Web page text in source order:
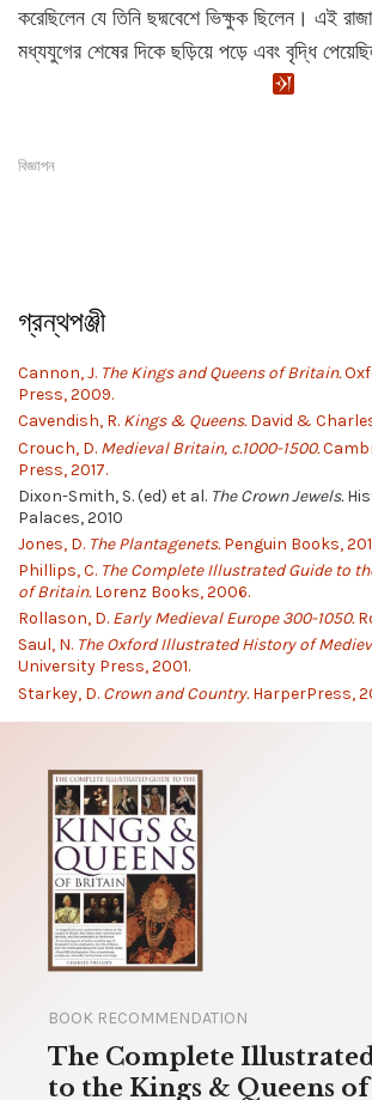
করেছিলেন যে তিনি ছদ্মবেশে ভিক্ষুক ছিলেন। এই
মধ্যযুগের শেষের দিকে ছড়িয়ে পড়ে এবং বৃদ্ধি
বিজ্ঞাপন
গ্রন্থপঞ্জী
Cannon, J. The Kings and Queens of Britain.
Press, 2009.
Cavendish, R. Kings & Queens.David &
Crouch, D. Medieval Britain, c.1000-1500.
Press, 2017.
Dixon-Smith, S. (ed) et al. The Crown Jewels.
Palaces, 2010
Jones, D. The Plantagenets.Penguin Books,
Phillips, C. The Complete Illustrated Guide to
of Britain.Lorenz Books, 2006.
Rollason, D. Early Medieval Europe 300-1050.
Saul, N. The Oxford Illustrated History of
University Press, 2001.
Starkey, D. Crown and Country.HarperPress,
BOOK RECOMMENDATION
The Complete
to the Kings & Queens